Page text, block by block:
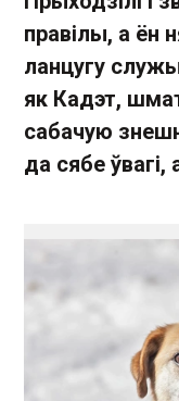
правілы, а ён
ланцугу
як Кадэт,
сабачую
да сябе ўвагі,